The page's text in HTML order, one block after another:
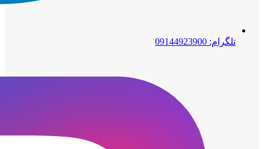
تلگرام: 09144923900